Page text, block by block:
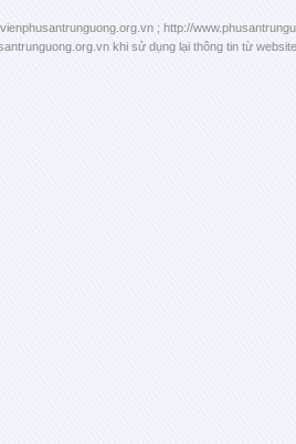
; http://
khi sử dụng lại thông tin từ